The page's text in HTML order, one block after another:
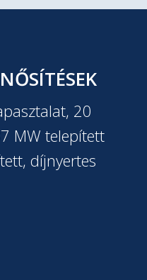
20
MW telepített
díjnyertes